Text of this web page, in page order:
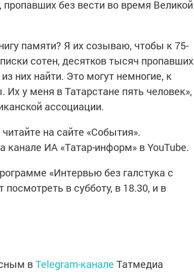
пропавших без вести во время Великой
памяти? Я их созываю, чтобы к 75-
сотен, десятков тысяч пропавших
них найти. Это могут немногие, к
у меня в Татарстане пять человек»,
ассоциации.
на сайте «События».
ИА «Татар-информ» в YouTube.
«Интервью без галстука с
в субботу, в 18.30, и в
вTelegram-канале Татмедиа